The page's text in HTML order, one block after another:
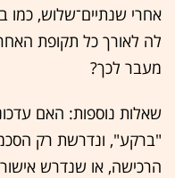
אחרי שנתיים־שלוש, כמו
מעבר לכך?
שאלות נוספות: האם
"ברקע", ונדרשת רק
הרכישה, או שנדרש אישור